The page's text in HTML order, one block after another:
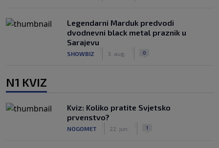
Legendarni Marduk predvodi
dvodnevni black metal praznik u
Sarajevu
SHOWBIZ 3. aug. 0
N1 KVIZ
Kviz: Koliko pratite Svjetsko
prvenstvo?
NOGOMET 22. jun. 1